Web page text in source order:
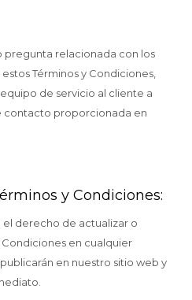
pregunta relacionada con los
Términos y Condiciones,
de servicio al cliente a
contacto proporcionada en
y Condiciones:
el derecho de actualizar o
en cualquier
en nuestro sitio web y